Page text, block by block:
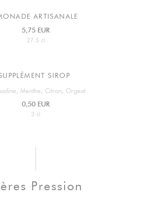
ARTISANALE
5,75 EUR
27.5 cl
SIROP
Menthe, Citron, Orgeat
0,50 EUR
3 cl
Pression